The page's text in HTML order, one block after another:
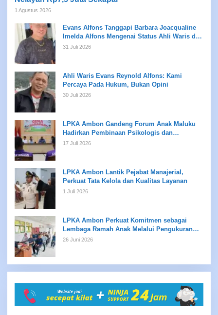
1 Agustus 2026
Evans Alfons Tanggapi Barbara Joacqualine
Imelda Alfons Mengenai Status Ahli Waris dan
Putusan Pengadilan
31 Juli 2026
Ahli Waris Evans Reynold Alfons: Kami
Percaya Pada Hukum, Bukan Opini
30 Juli 2026
LPKA Ambon Gandeng Forum Anak Maluku
Hadirkan Pembinaan Psikologis dan
Kreativitas bagi Anak Binaan
17 Juli 2026
LPKA Ambon Lantik Pejabat Manajerial,
Perkuat Tata Kelola dan Kualitas Layanan
1 Juli 2026
LPKA Ambon Perkuat Komitmen sebagai
Lembaga Ramah Anak Melalui Pengukuran
Standar LPKRA
26 Juni 2026